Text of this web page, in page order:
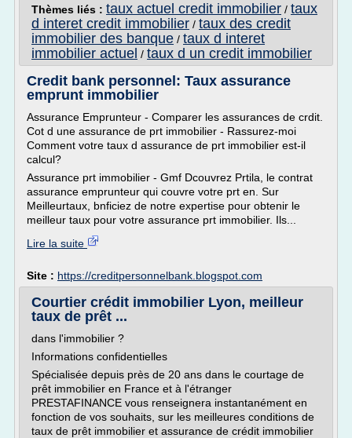
Thèmes liés : taux actuel credit immobilier / taux
d interet credit immobilier / taux des credit
immobilier des banque / taux d interet
immobilier actuel / taux d un credit immobilier
Credit bank personnel: Taux assurance
emprunt immobilier
Assurance Emprunteur - Comparer les assurances de crdit.
Cot d une assurance de prt immobilier - Rassurez-moi
Comment votre taux d assurance de prt immobilier est-il
calcul?
Assurance prt immobilier - Gmf Dcouvrez Prtila, le contrat
assurance emprunteur qui couvre votre prt en. Sur
Meilleurtaux, bnficiez de notre expertise pour obtenir le
meilleur taux pour votre assurance prt immobilier. Ils...
Lire la suite
Site : https://creditpersonnelbank.blogspot.com
Courtier crédit immobilier Lyon, meilleur
taux de prêt ...
dans l'immobilier ?
Informations confidentielles
Spécialisée depuis près de 20 ans dans le courtage de
prêt immobilier en France et à l'étranger
PRESTAFINANCE vous renseignera instantanément en
fonction de vos souhaits, sur les meilleures conditions de
taux de prêt immobilier et assurance de crédit immobilier